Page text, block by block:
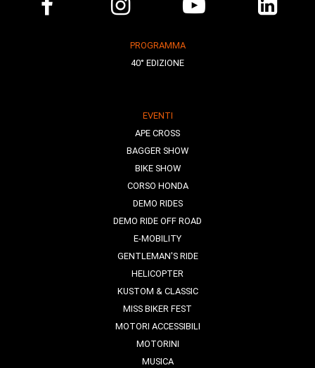
PROGRAMMA
40° EDIZIONE
EVENTI
APE CROSS
BAGGER SHOW
BIKE SHOW
CORSO HONDA
DEMO RIDES
DEMO RIDE OFF ROAD
E-MOBILITY
GENTLEMAN'S RIDE
HELICOPTER
KUSTOM & CLASSIC
MISS BIKER FEST
MOTORI ACCESSIBILI
MOTORINI
MUSICA